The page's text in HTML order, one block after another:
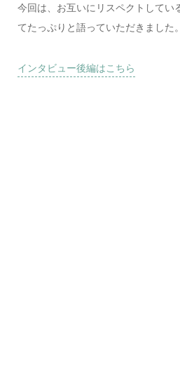
今回は、お互いにリスペクトしてい
てたっぷりと語っていただきました。
インタビュー後編はこちら